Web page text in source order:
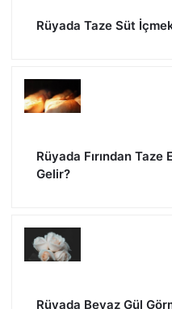
Rüyada Taze Süt
Rüyada Fırından
Gelir?
Rüyada Beyaz Gül